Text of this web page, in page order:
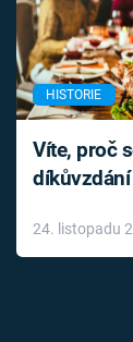
HISTORIE
Víte, proč
24. listopadu